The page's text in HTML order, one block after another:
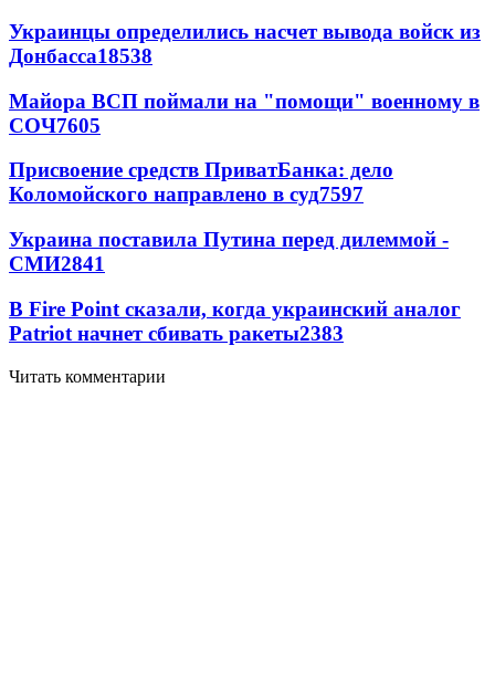
Украинцы определились насчет вывода войск из
Донбасса18538
Майора ВСП поймали на "помощи" военному в
СОЧ7605
Присвоение средств ПриватБанка: дело
Коломойского направлено в суд7597
Украина поставила Путина перед дилеммой -
СМИ2841
В Fire Point сказали, когда украинский аналог
Patriot начнет сбивать ракеты2383
Читать комментарии